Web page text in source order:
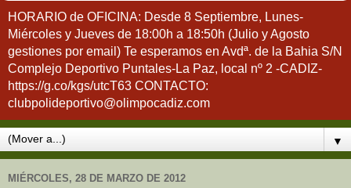
HORARIO de OFICINA: Desde 8 Septiembre, Lunes-
Miércoles y Jueves de 18:00h a 18:50h (Julio y Agosto
gestiones por email) Te esperamos en Avdª. de la Bahia S/N
Complejo Deportivo Puntales-La Paz, local nº 2 -CADIZ-
https://g.co/kgs/utcT63 CONTACTO:
clubpolideportivo@olimpocadiz.com
▼
MIÉRCOLES, 28 DE MARZO DE 2012